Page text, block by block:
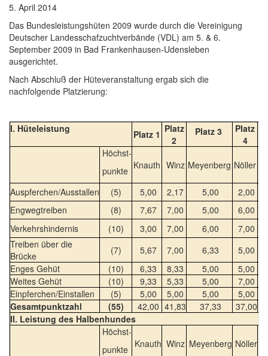
5. April 2014
Das Bundesleistungshüten 2009 wurde durch die Vereinigung
Deutscher Landesschafzuchtverbände (VDL) am 5. & 6.
September 2009 in Bad Frankenhausen-Udensleben
ausgerichtet.
Nach Abschluß der Hüteveranstaltung ergab sich die
nachfolgende Platzierung:
I. Hüteleistung Platz 1 Platz
2
Platz 3
Platz
4
Höchst-
punkte Knauth Winz Meyenberg Nöller
Auspferchen/Ausstallen (5) 5,00 2,17 5,00 2,00
Engwegtreiben
(8) 7,67 7,00 5,00 6,00
Verkehrshindernis
(10) 3,00 7,00 6,00 7,00
Treiben über die
Brücke
(7) 5,67 7,00 6,33 5,00
Enges Gehüt
(10) 6,33 8,33 5,00 5,00
Weites Gehüt
(10) 9,33 5,33 5,00 7,00
Einpferchen/Einstallen
(5) 5,00 5,00 5,00 5,00
Gesamtpunktzahl
(55) 42,00 41,83 37,33 37,00
II. Leistung des Halbenhundes
Höchst-
punkte Knauth Winz Meyenberg Nöller